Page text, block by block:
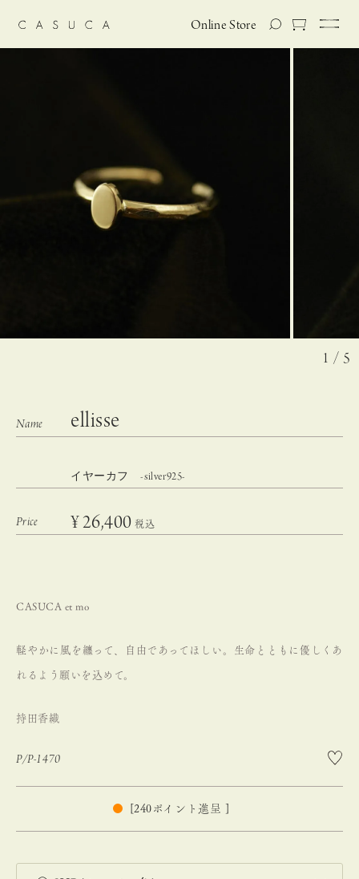
Online Store
1 / 5
ellisse
イヤーカフ -silver925-
¥26,400 税込
CASUCA et mo
軽やかに風を纏って、自由であってほしい。 生命とともに優しくあ
れるよう願いを込めて。
持田香織
P/P-1470
240 ポイント進呈 ]